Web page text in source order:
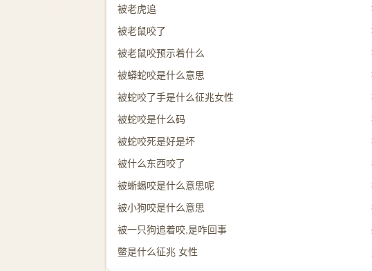
被老虎追
被老鼠咬了
被老鼠咬预示着什么
被蟒蛇咬是什么意思
被蛇咬了手是什么征兆女性
被蛇咬是什么码
被蛇咬死是好是坏
被什么东西咬了
被蜥蜴咬是什么意思呢
被小狗咬是什么意思
被一只狗追着咬,是咋回事
鳖是什么征兆 女性